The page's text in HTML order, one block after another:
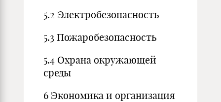
5.2 Электробезопасность
5.3 Пожаробезопасность
5.4 Охрана окружающей
среды
6 Экономика и организация